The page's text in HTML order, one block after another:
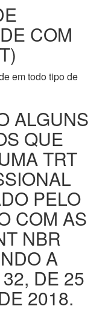
COM
em todo tipo de
ALGUNS
QUE
TRT
PELO
COM AS
NBR
A
DE 25
2018.